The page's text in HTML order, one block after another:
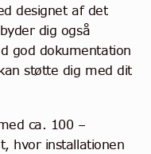
designet af det
dig også
god dokumentation
støtte dig med dit
ca. 100 –
hvor installationen